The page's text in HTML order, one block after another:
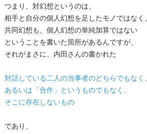
つまり、対幻想というのは、
相手と自分の個人幻想を足したモノではなく、
共同幻想も、個人幻想の単純加算ではない
ということを書いた箇所があるんですが、
それがまさに、内田さんの書かれた
対話している二人の当事者のどちらでもなく、
あるいは「合作」というものでもなく、
そこに存在しないもの
であり、